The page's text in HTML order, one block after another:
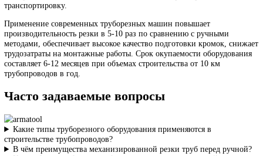
Система охлаждения исключает температурные деформации.
Специальные труборезы с герметичным рабочим узлом
резку действующих трубопроводов под давлением до 1,0 МПа.
Применяются для врезки отводов без остановки перекачки
Система сбора стружки исключает загрязнение
среды.
Автономные труборезные машины с бензиновым или
выполнение работ на удаленных участках трассы без
электросети. Малый вес 15-40 кг и компактные размеры
транспортировку.